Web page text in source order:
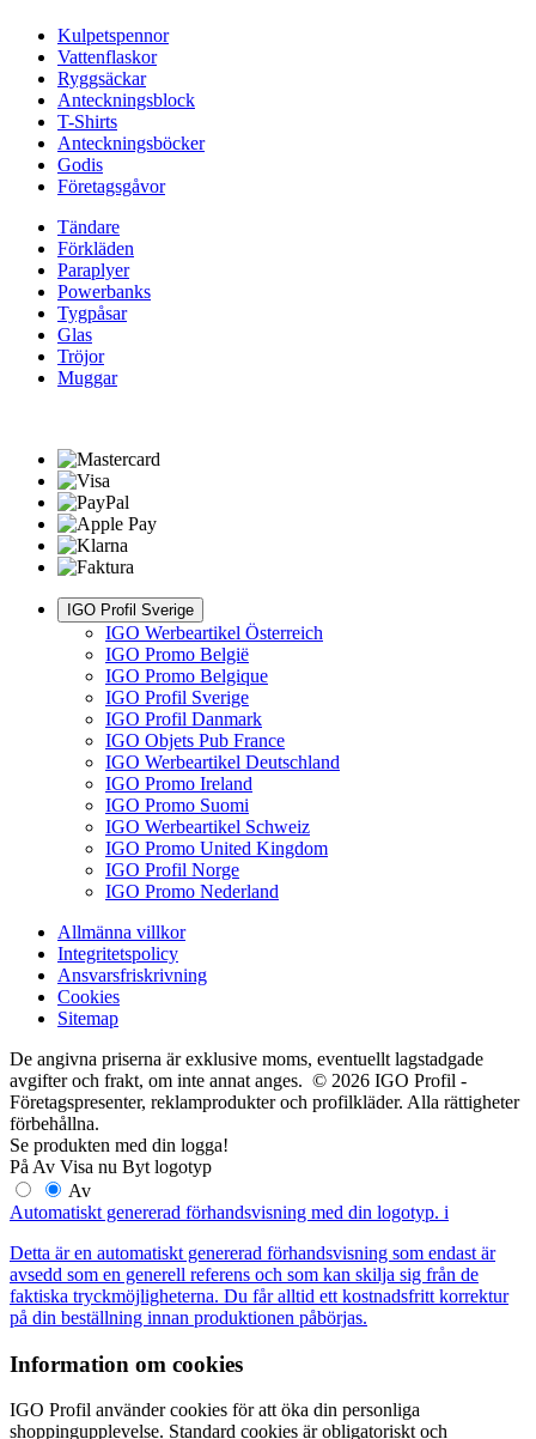
Kulpetspennor
Vattenflaskor
Ryggsäckar
Anteckningsblock
T-Shirts
Anteckningsböcker
Godis
Företagsgåvor
Tändare
Förkläden
Paraplyer
Powerbanks
Tygpåsar
Glas
Tröjor
Muggar
IGO Profil Sverige
IGO Werbeartikel Österreich
IGO Promo België
IGO Promo Belgique
IGO Profil Sverige
IGO Profil Danmark
IGO Objets Pub France
IGO Werbeartikel Deutschland
IGO Promo Ireland
IGO Promo Suomi
IGO Werbeartikel Schweiz
IGO Promo United Kingdom
IGO Profil Norge
IGO Promo Nederland
Allmänna villkor
Integritetspolicy
Ansvarsfriskrivning
Cookies
Sitemap
De angivna priserna är exklusive moms, eventuellt lagstadgade
avgifter och frakt, om inte annat anges. © 2026 IGO Profil -
Företagspresenter, reklamprodukter och profilkläder. Alla rättigheter
förbehållna.
Se produkten med din logga!
På Av Visa nu Byt logotyp
Av
Automatiskt genererad förhandsvisning med din logotyp. i
Detta är en automatiskt genererad förhandsvisning som endast är
avsedd som en generell referens och som kan skilja sig från de
faktiska tryckmöjligheterna. Du får alltid ett kostnadsfritt korrektur
på din beställning innan produktionen påbörjas.
Information om cookies
IGO Profil använder cookies för att öka din personliga
shoppingupplevelse. Standard cookies är obligatoriskt och